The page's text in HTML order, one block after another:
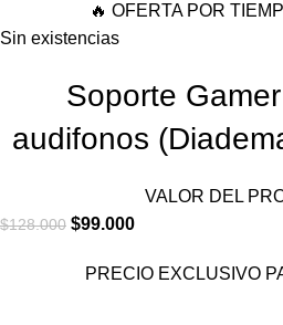
🔥 OFERTA POR
Sin existencias
Soporte
audifonos
VALOR DEL
$128.000 $99.000
PRECIO EXCLUSIVO